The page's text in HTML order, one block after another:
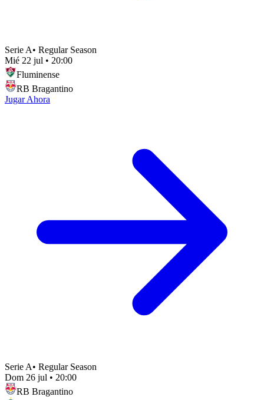
Serie A• Regular Season
Mié 22 jul • 20:00
Fluminense
RB Bragantino
Jugar Ahora
Serie A• Regular Season
Dom 26 jul • 20:00
RB Bragantino